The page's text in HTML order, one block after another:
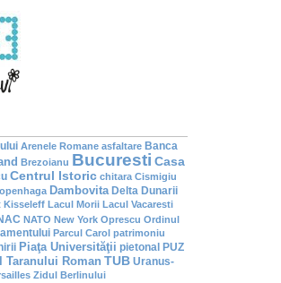
Arenele Romane asfaltare Banca
Brezoianu Bucuresti Casa
Centrul Istoric chitara Cismigiu
Dambovita Delta Dunarii
Kisseleff Lacul Morii Lacul Vacaresti
NATO New York Oprescu Ordinul
Parcul Carol patrimoniu
Piaţa Universităţii pietonal PUZ
Taranului Roman TUB Uranus-
Zidul Berlinului